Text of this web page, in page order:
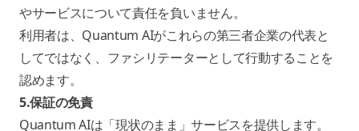
やサービスについて責任を負いません。
利用者は、Quantum AIがこれらの第三者企業の代表と
してではなく、ファシリテーターとして行動することを
認めます。
5.保証の免責
Quantum AIは「現状のまま」サービスを提供します。